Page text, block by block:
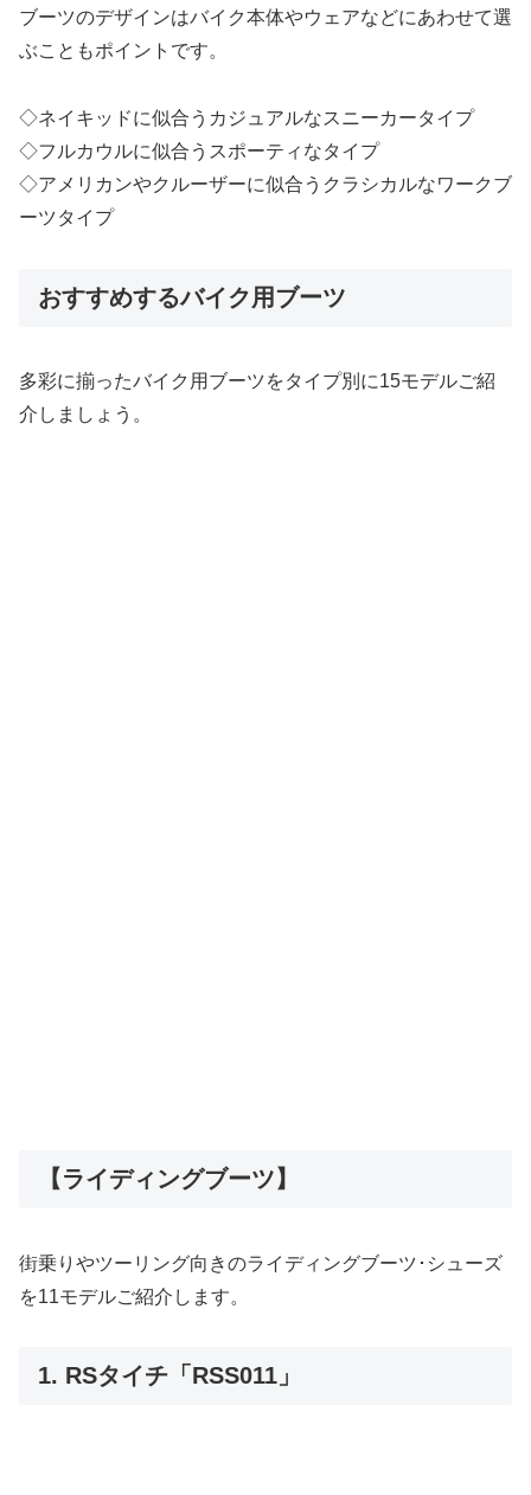
ブーツのデザインはバイク本体やウェアなどにあわせて選
ぶこともポイントです。
◇ネイキッドに似合うカジュアルなスニーカータイプ
◇フルカウルに似合うスポーティなタイプ
◇アメリカンやクルーザーに似合うクラシカルなワークブ
ーツタイプ
おすすめするバイク用ブーツ
多彩に揃ったバイク用ブーツをタイプ別に15モデルご紹
介しましょう。
【ライディングブーツ】
街乗りやツーリング向きのライディングブーツ･シューズ
を11モデルご紹介します。
1. RSタイチ「RSS011」